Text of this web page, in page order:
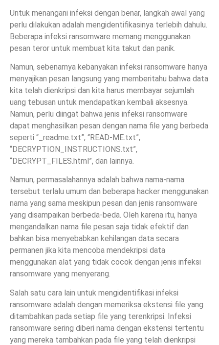
Untuk menangani infeksi dengan benar, langkah awal yang
perlu dilakukan adalah mengidentifikasinya terlebih dahulu.
Beberapa infeksi ransomware memang menggunakan
pesan teror untuk membuat kita takut dan panik.
Namun, sebenarnya kebanyakan infeksi ransomware hanya
menyajikan pesan langsung yang memberitahu bahwa data
kita telah dienkripsi dan kita harus membayar sejumlah
uang tebusan untuk mendapatkan kembali aksesnya.
Namun, perlu diingat bahwa jenis infeksi ransomware
dapat menghasilkan pesan dengan nama file yang berbeda
seperti “_readme.txt”, “READ-ME.txt”,
“DECRYPTION_INSTRUCTIONS.txt”,
“DECRYPT_FILES.html”, dan lainnya.
Namun, permasalahannya adalah bahwa nama-nama
tersebut terlalu umum dan beberapa hacker menggunakan
nama yang sama meskipun pesan dan jenis ransomware
yang disampaikan berbeda-beda. Oleh karena itu, hanya
mengandalkan nama file pesan saja tidak efektif dan
bahkan bisa menyebabkan kehilangan data secara
permanen jika kita mencoba mendekripsi data
menggunakan alat yang tidak cocok dengan jenis infeksi
ransomware yang menyerang.
Salah satu cara lain untuk mengidentifikasi infeksi
ransomware adalah dengan memeriksa ekstensi file yang
ditambahkan pada setiap file yang terenkripsi. Infeksi
ransomware sering diberi nama dengan ekstensi tertentu
yang mereka tambahkan pada file yang telah dienkripsi